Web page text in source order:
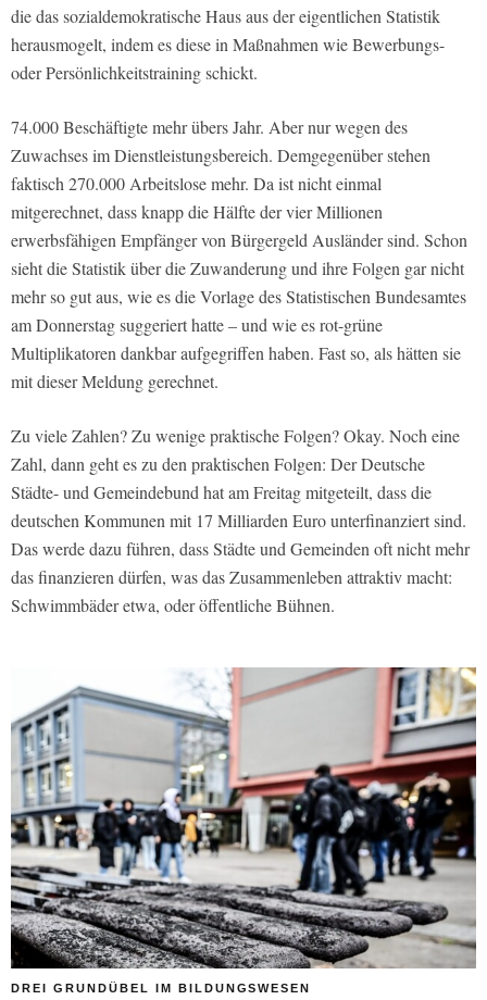
die das sozialdemokratische Haus aus der eigentlichen Statistik
herausmogelt, indem es diese in Maßnahmen wie Bewerbungs-
oder Persönlichkeitstraining schickt.
74.000 Beschäftigte mehr übers Jahr. Aber nur wegen des
Zuwachses im Dienstleistungsbereich. Demgegenüber stehen
faktisch 270.000 Arbeitslose mehr. Da ist nicht einmal
mitgerechnet, dass knapp die Hälfte der vier Millionen
erwerbsfähigen Empfänger von Bürgergeld Ausländer sind. Schon
sieht die Statistik über die Zuwanderung und ihre Folgen gar nicht
mehr so gut aus, wie es die Vorlage des Statistischen Bundesamtes
am Donnerstag suggeriert hatte – und wie es rot-grüne
Multiplikatoren dankbar aufgegriffen haben. Fast so, als hätten sie
mit dieser Meldung gerechnet.
Zu viele Zahlen? Zu wenige praktische Folgen? Okay. Noch eine
Zahl, dann geht es zu den praktischen Folgen: Der Deutsche
Städte- und Gemeindebund hat am Freitag mitgeteilt, dass die
deutschen Kommunen mit 17 Milliarden Euro unterfinanziert sind.
Das werde dazu führen, dass Städte und Gemeinden oft nicht mehr
das finanzieren dürfen, was das Zusammenleben attraktiv macht:
Schwimmbäder etwa, oder öffentliche Bühnen.
DREI GRUNDÜBEL IM BILDUNGSWESEN